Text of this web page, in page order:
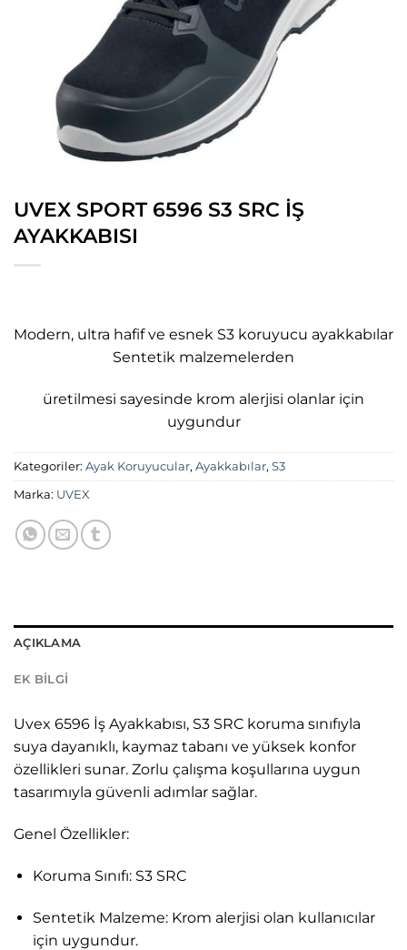
UVEX SPORT 6596 S3 SRC İŞ
AYAKKABISI
Modern, ultra hafif ve esnek S3 koruyucu ayakkabılar
Sentetik malzemelerden
üretilmesi sayesinde krom alerjisi olanlar için
uygundur
Kategoriler: Ayak Koruyucular, Ayakkabılar, S3
Marka: UVEX
AÇIKLAMA
EK BILGI
Uvex 6596 İş Ayakkabısı, S3 SRC koruma sınıfıyla
suya dayanıklı, kaymaz tabanı ve yüksek konfor
özellikleri sunar. Zorlu çalışma koşullarına uygun
tasarımıyla güvenli adımlar sağlar.
Genel Özellikler:
Koruma Sınıfı: S3 SRC
Sentetik Malzeme: Krom alerjisi olan kullanıcılar
için uygundur.